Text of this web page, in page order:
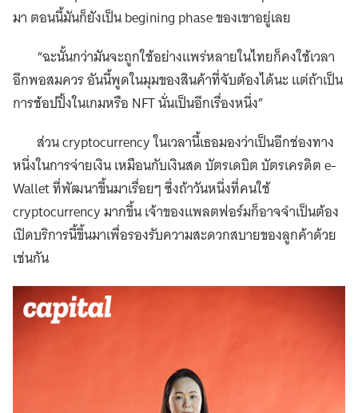
มา ตอนนี้มันก็ยังเป็น begining phase ของเขาอยู่เลย
“ฉะนั้นกว่ามันจะถูกใช้อย่างแพร่หลายในไทยก็คงใช้เวลา
อีกพอสมควร อันนี้พูดในมุมของสินค้าที่จับต้องได้นะ แต่ถ้าเป็น
การช้อปปิ้งในเกมหรือ NFT นั่นเป็นอีกเรื่องหนึ่ง”
ส่วน cryptocurrency ในเวลานี้เธอมองว่าเป็นอีกช่องทาง
หนึ่งในการจ่ายเงิน เหมือนกับเงินสด บัตรเดบิต บัตรเครดิต e-
Wallet ที่พัฒนาขึ้นมาเรื่อยๆ ซึ่งถ้าวันหนึ่งที่คนใช้
cryptocurrency มากขึ้น เจ้าของแพลตฟอร์มก็อาจจำเป็นต้อง
เปิดบริการนี้ขึ้นมาเพื่อรองรับความสะดวกสบายของลูกค้าด้วย
เช่นกัน